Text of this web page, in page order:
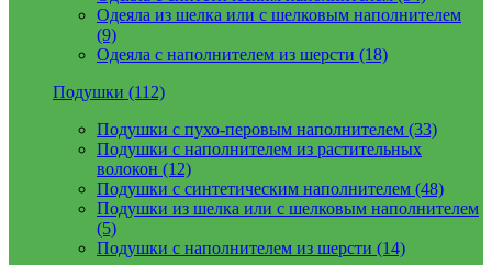
Одеяла из шелка или с шелковым наполнителем
(9)
Одеяла с наполнителем из шерсти (18)
Подушки (112)
Подушки с пухо-перовым наполнителем (33)
Подушки с наполнителем из растительных
волокон (12)
Подушки с синтетическим наполнителем (48)
Подушки из шелка или с шелковым наполнителем
(5)
Подушки с наполнителем из шерсти (14)